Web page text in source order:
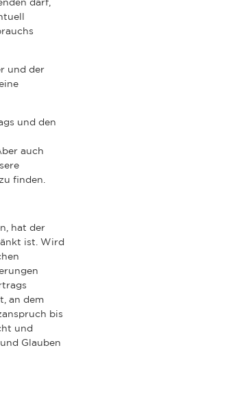
darf,
und der
und den
auch
finden.
hat der
ist. Wird
an dem
bis
und
Glauben